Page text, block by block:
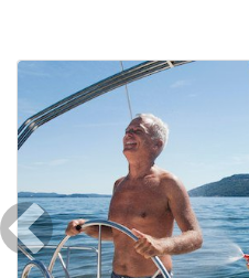
Previous